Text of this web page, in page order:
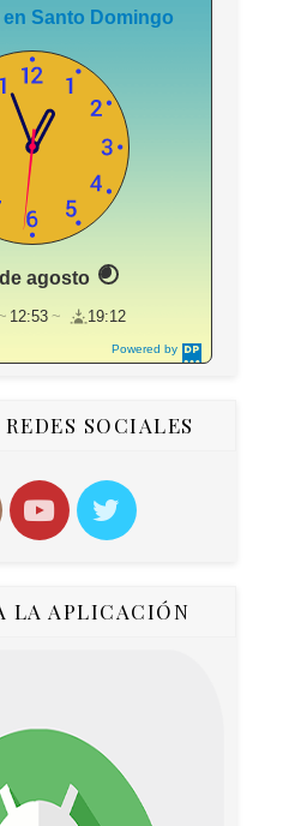
Powered by
DaysPedia.c
en Santo Domingo
agosto
12:53 19:12
SOCIALES
LA APLICACIÓN